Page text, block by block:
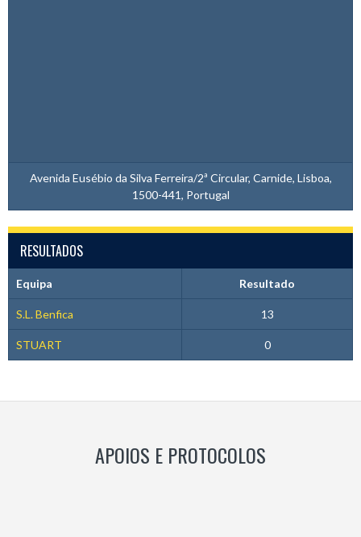
Avenida Eusébio da Silva Ferreira/2ª Circular, Carnide, Lisboa,
1500-441, Portugal
RESULTADOS
Equipa Resultado
S.L. Benfica 13
STUART 0
APOIOS E PROTOCOLOS